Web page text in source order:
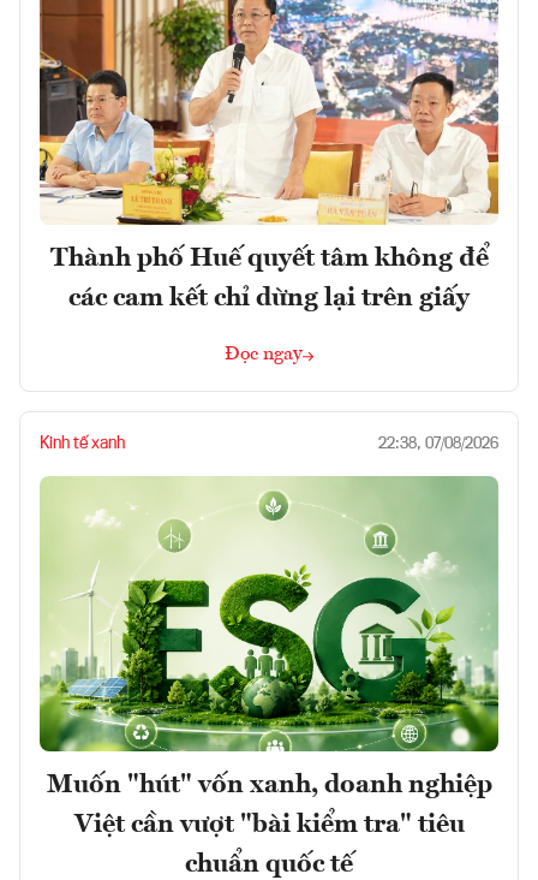
Thành phố Huế quyết tâm không để
các cam kết chỉ dừng lại trên giấy
Đọc ngay
Kinh tế xanh 22:38, 07/08/2026
Muốn "hút" vốn xanh, doanh nghiệp
Việt cần vượt "bài kiểm tra" tiêu
chuẩn quốc tế